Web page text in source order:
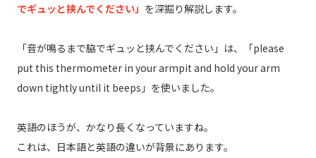
でギュッと挟んでください」 を深掘り解説します。
「音が鳴るまで脇でギュッと挟んでください」は、「please
put this thermometer in your armpit and hold your arm
down tightly until it beeps」を使いました。
英語のほうが、かなり長くなっていますね。
これは、日本語と英語の違いが背景にあります。